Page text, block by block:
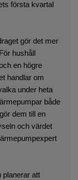
första kvartal
gör det mer
hushåll
en högre
handlar om
under heta
både
dem till en
och värdet
planerar att